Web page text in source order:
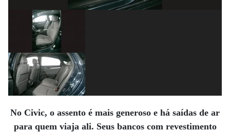
No Civic, o assento é mais generoso e há saídas de ar
para quem viaja ali. Seus bancos com revestimento